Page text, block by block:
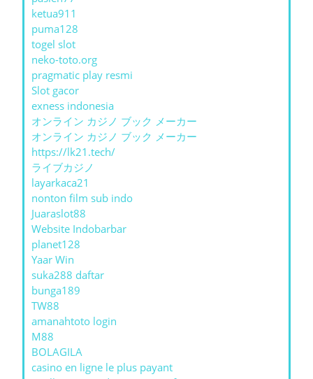
ketua911
puma128
togel slot
neko-toto.org
pragmatic play resmi
Slot gacor
exness indonesia
オンライン カジノ ブック メーカー
オンライン カジノ ブック メーカー
https://lk21.tech/
ライブカジノ
layarkaca21
nonton film sub indo
Juaraslot88
Website Indobarbar
planet128
Yaar Win
suka288 daftar
bunga189
TW88
amanahtoto login
M88
BOLAGILA
casino en ligne le plus payant